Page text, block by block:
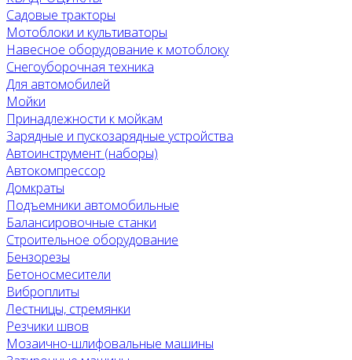
Садовые тракторы
Мотоблоки и культиваторы
Навесное оборудование к мотоблоку
Снегоуборочная техника
Для автомобилей
Мойки
Принадлежности к мойкам
Зарядные и пускозарядные устройства
Автоинструмент (наборы)
Автокомпрессор
Домкраты
Подъемники автомобильные
Балансировочные станки
Строительное оборудование
Бензорезы
Бетоносмесители
Виброплиты
Лестницы, стремянки
Резчики швов
Мозаично-шлифовальные машины